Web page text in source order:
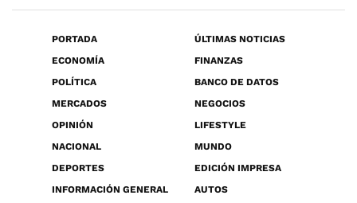
PORTADA
ÚLTIMAS NOTICIAS
ECONOMÍA
FINANZAS
POLÍTICA
BANCO DE DATOS
MERCADOS
NEGOCIOS
OPINIÓN
LIFESTYLE
NACIONAL
MUNDO
DEPORTES
EDICIÓN IMPRESA
INFORMACIÓN GENERAL
AUTOS